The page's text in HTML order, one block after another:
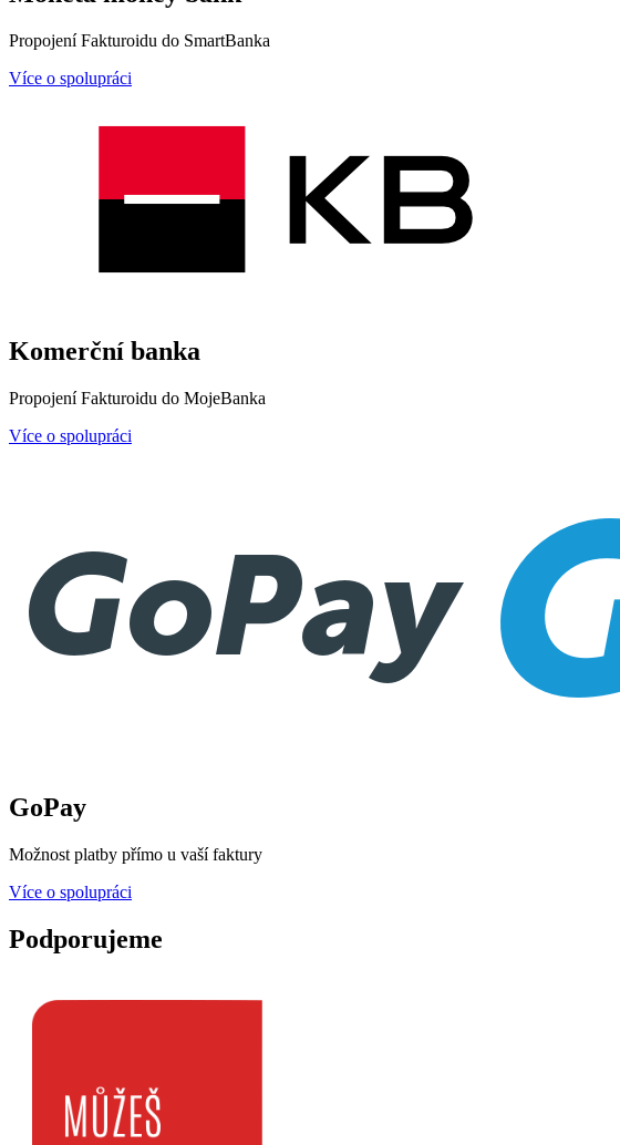
Propojení Fakturoidu do SmartBanka
Více o spolupráci
Komerční banka
Propojení Fakturoidu do MojeBanka
Více o spolupráci
GoPay
Možnost platby přímo u vaší faktury
Více o spolupráci
Podporujeme